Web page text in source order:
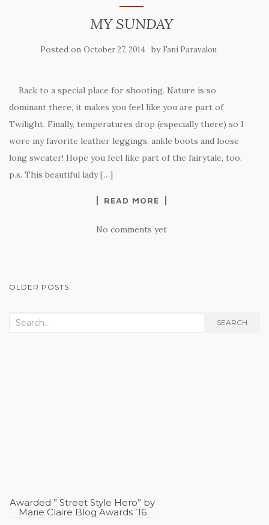
MY SUNDAY
Posted on October 27, 2014 by Fani Paravalou
Back to a special place for shooting. Nature is so
dominant there, it makes you feel like you are part of
Twilight. Finally, temperatures drop (especially there) so I
wore my favorite leather leggings, ankle boots and loose
long sweater! Hope you feel like part of the fairytale, too.
p.s. This beautiful lady […]
READ MORE
No comments yet
POSTS
OLDER POSTS
Search
SEARCH
Awarded ” Street Style Hero” by
Marie Claire Blog Awards ’16